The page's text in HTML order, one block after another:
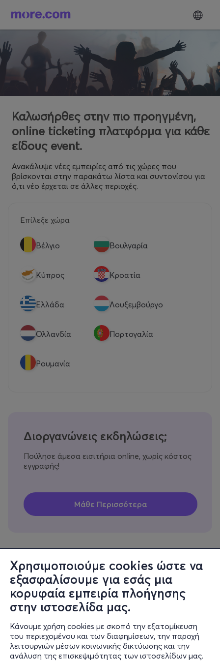
Χρησιμοποιούμε cookies ώστε να
εξασφαλίσουμε για εσάς μια
κορυφαία εμπειρία πλοήγησης
στην ιστοσελίδα μας.
Κάνουμε χρήση cookies με σκοπό την εξατομίκευση
του περιεχομένου και των διαφημίσεων, την παροχή
λειτουργιών μέσων κοινωνικής δικτύωσης και την
ανάλυση της επισκεψιμότητας των ιστοσελίδων μας.
Καλωσήρθες στην πιο προηγμένη,
online ticketing πλατφόρμα για κάθε
είδους event.
Ανακάλυψε νέες εμπειρίες από τις χώρες που
βρίσκονται στην παρακάτω λίστα και συντονίσου για
ό,τι νέο έρχεται σε άλλες περιοχές.
Επίλεξε χώρα
Βέλγιο Βουλγαρία
Κύπρος Κροατία
Eλλάδα Λουξεμβούργο
Ολλανδία Πορτογαλία
Ρουμανία
Διοργανώνεις εκδηλώσεις;
Πούλησε άμεσα εισιτήρια online, χωρίς κόστος
εγγραφής!
Πληροφορίες
Υποστήριξη
Stay Connected